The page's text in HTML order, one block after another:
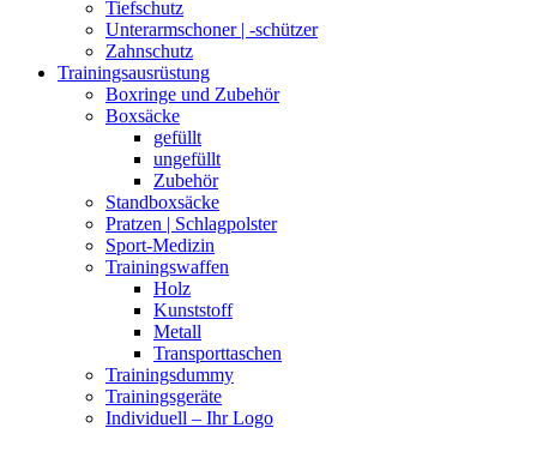
Tiefschutz
Unterarmschoner | -schützer
Zahnschutz
Trainingsausrüstung
Boxringe und Zubehör
Boxsäcke
gefüllt
ungefüllt
Zubehör
Standboxsäcke
Pratzen | Schlagpolster
Sport-Medizin
Trainingswaffen
Holz
Kunststoff
Metall
Transporttaschen
Trainingsdummy
Trainingsgeräte
Individuell – Ihr Logo